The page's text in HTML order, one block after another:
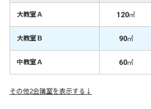
大教室Ａ 120㎡
大教室Ｂ 90㎡
中教室Ａ 60㎡
その他2会議室を表示する↓